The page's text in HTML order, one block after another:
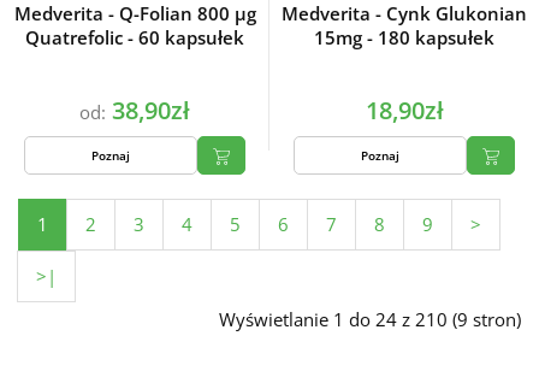
Medverita - Q-Folian 800 µg
Quatrefolic - 60 kapsułek
od: 38,90zł
Poznaj
Medverita - Cynk Glukonian
15mg - 180 kapsułek
18,90zł
Poznaj
1 2 3 4 5 6 7 8 9 >
>|
Wyświetlanie 1 do 24 z 210 (9 stron)